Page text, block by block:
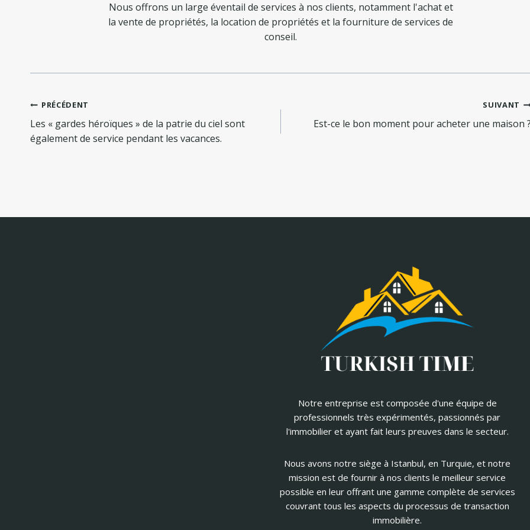
Nous offrons un large éventail de services à nos clients, notamment l'achat et
la vente de propriétés, la location de propriétés et la fourniture de services de
conseil.
Navigation
de
l’article
PRÉCÉDENT
Les « gardes héroïques » de la patrie du ciel sont
également de service pendant les vacances.
SUIVANT
Est-ce le bon moment pour acheter une maison
Notre entreprise est composée d'une équipe de
professionnels très expérimentés, passionnés par
l'immobilier et ayant fait leurs preuves dans le secteur.
Nous avons notre siège à Istanbul, en Turquie, et notre
mission est de fournir à nos clients le meilleur service
possible en leur offrant une gamme complète de services
couvrant tous les aspects du processus de transaction
immobilière.